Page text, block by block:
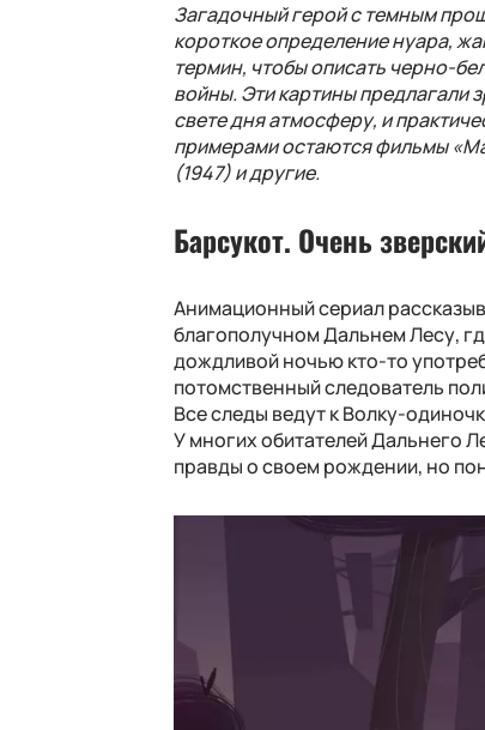
Загадочный герой с темным
короткое определение нуара,
термин, чтобы описать черно-
войны. Эти картины предлагали
свете дня атмосферу, и
примерами остаются фильмы
(1947) и другие.
Барсукот. Очень
Анимационный сериал
благополучном Дальнем Лесу,
дождливой ночью кто-то
потомственный следователь
Все следы ведут к Волку-
У многих обитателей Дальнего
правды о своем рождении, но